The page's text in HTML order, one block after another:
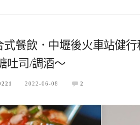
餐飲．中壢後火車站健
吐司/調酒～
2022-06-08 2